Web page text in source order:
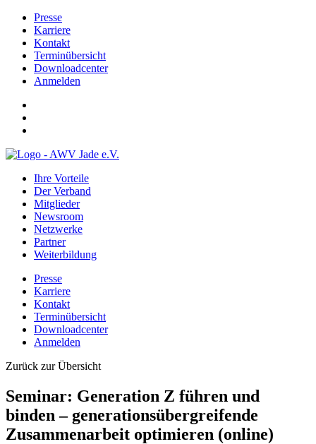
Presse
Karriere
Kontakt
Terminübersicht
Downloadcenter
Anmelden
Ihre Vorteile
Der Verband
Mitglieder
Newsroom
Netzwerke
Partner
Weiterbildung
Presse
Karriere
Kontakt
Terminübersicht
Downloadcenter
Anmelden
Zurück zur Übersicht
Seminar: Generation Z führen und
binden – generationsübergreifende
Zusammenarbeit optimieren (online)